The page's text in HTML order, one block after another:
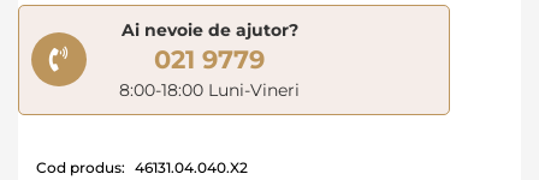
Ai nevoie de ajutor?
021 9779
8:00-18:00 Luni-Vineri
Cod produs: 46131.04.040.X2